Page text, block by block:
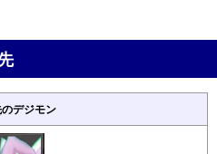
デジモン